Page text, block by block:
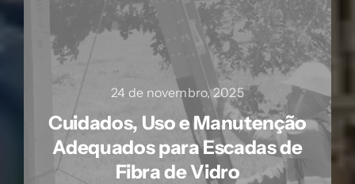
24 de novembro, 2025
Cuidados, Uso e Manutenção
Adequados para Escadas de
Fibra de Vidro